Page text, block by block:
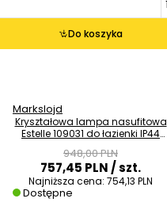
Do koszyka
Markslojd
Kryształowa lampa nasufitowa
Estelle 109031 do łazienki IP44
948,00 PLN
757,45 PLN/ szt.
Najniższa cena: 754,13 PLN
Dostępne